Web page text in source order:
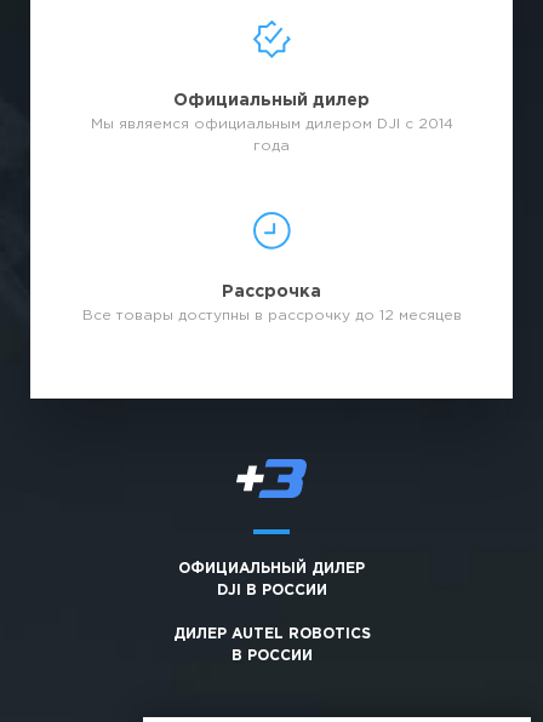
Официальный дилер
Мы являемся официальным дилером DJI с 2014
года
Рассрочка
Все товары доступны в рассрочку до 12 месяцев
ОФИЦИАЛЬНЫЙ ДИЛЕР
DJI В РОССИИ
ДИЛЕР AUTEL ROBOTICS
В РОССИИ